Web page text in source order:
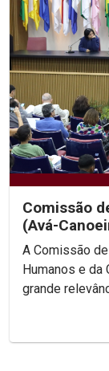
Comissão
(Avá-
político
A Comissão
Humanos e da
grande